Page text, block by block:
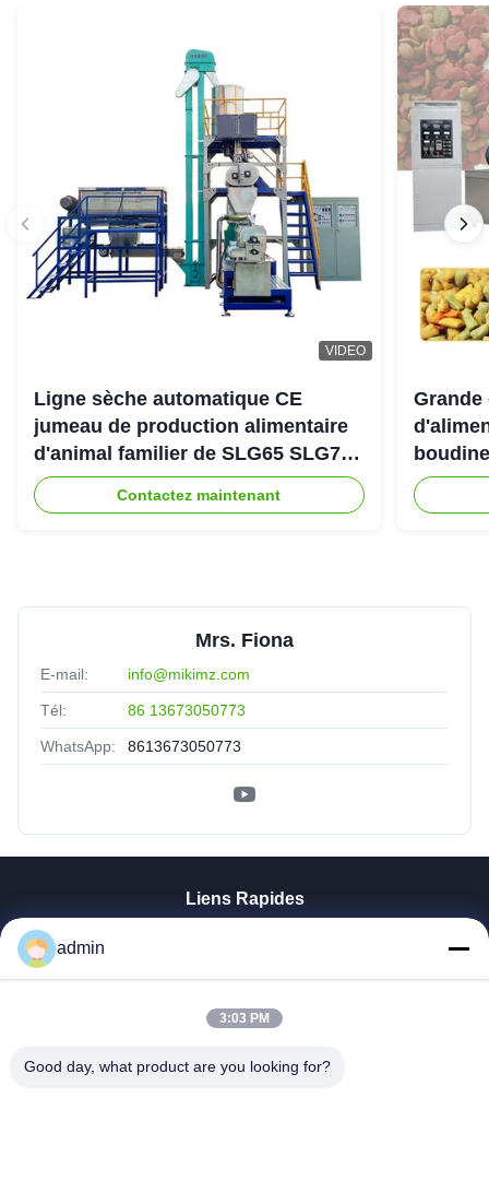
VIDEO
Ligne sèche automatique CE
jumeau de production alimentaire
d'animal familier de SLG65 SLG70
de boudineuse à vis de parallèle
Contactez maintenant
sortie
Mrs. Fiona
E-mail: info@mikimz.com
Tél: 86 13673050773
WhatsApp: 8613673050773
Liens Rapides
A Propos De Nous
Contrôle De La Qualité
admin
3:03 PM
Good day, what product are you looking for?